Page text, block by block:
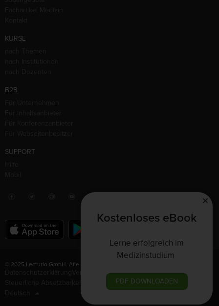
KURSE
B2B
SUPPORT
© 2025 Lecturio GmbH. Alle Rechte vorbehalten.
Vertrag widerrufenNutzungsbedingungen
Kostenloses eBook
Lerne erfolgreich im
Medizinstudium
PDF DOWNLOADEN